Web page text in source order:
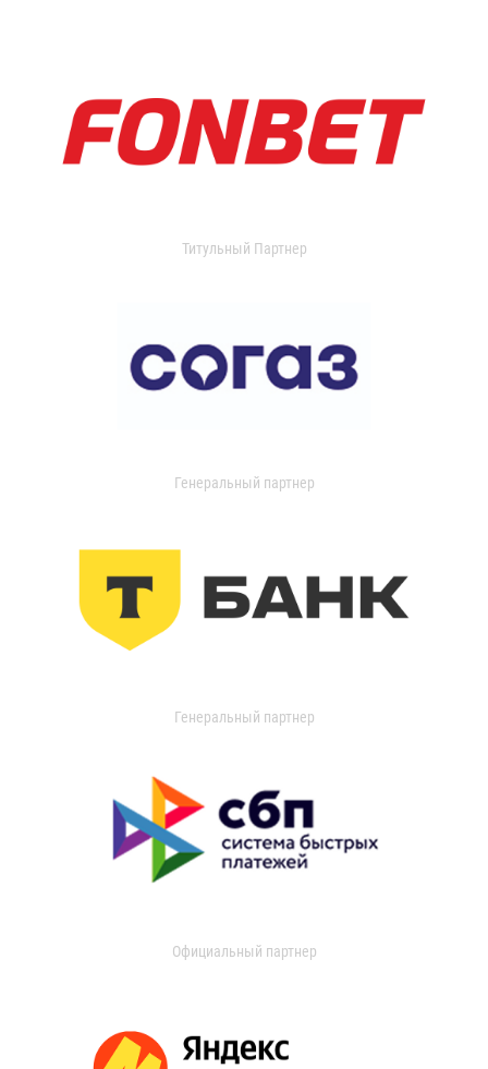
Титульный Партнер
Генеральный партнер
Генеральный партнер
Официальный партнер